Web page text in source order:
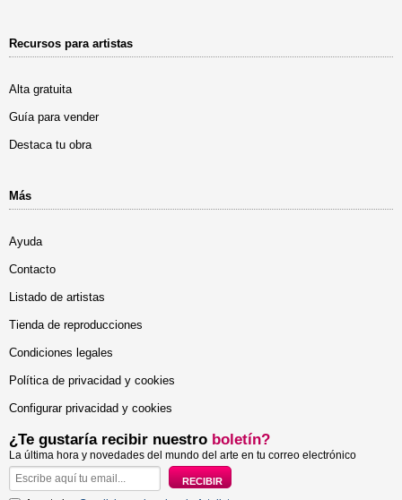
Recursos para artistas
Alta gratuita
Guía para vender
Destaca tu obra
Más
Ayuda
Contacto
Listado de artistas
Tienda de reproducciones
Condiciones legales
Política de privacidad y cookies
Configurar privacidad y cookies
¿Te gustaría recibir nuestro boletín?
La última hora y novedades del mundo del arte en tu correo electrónico